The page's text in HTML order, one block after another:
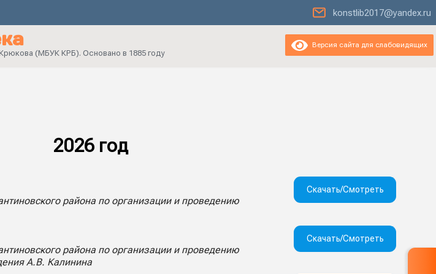
konstlib2017@yandex.ru
(МБУК КРБ). Основано в 1885 году
Версия сайта для слабовидящих
2026 год
района по организации и проведению
Скачать/Смотреть
района по организации и проведению
А.В. Калинина
Скачать/Смотреть